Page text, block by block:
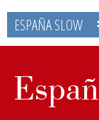
ESPAÑA SLOW